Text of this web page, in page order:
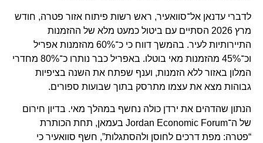
לדברי עדנאן אל־סוואעיר, ראש רשות פיתוח אזור פטרה, חודש
מרץ 2026 הסתיים עם ביטול כמעט מלא של ההזמנות
התיירותיות לעיר. בהמשך דווח כי כ־60% מהזמנות אפריל
וכ־45% מהזמנות מאי בוטלו. באפריל כבר נותרו כ־80% מחדרי
המלון באזור ללא הזמנות, וענף שפתח את השנה בציפיות
גבוהות מצא את עצמו מתרסק בתוך שבועות ספורים.
הנתון שהדהים את ירדן כולה נחשף במהלך מאי. בדיון חירום
של ה־Jordan Economic Forum בעמאן, תחת הכותרת
“פטרה: מפת דרכים לחוסן ולהסתגלות”, חשף סוואעיר כי